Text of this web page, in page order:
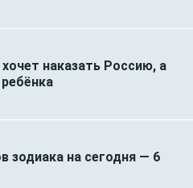
наказать Россию, а
зодиака на сегодня — 6